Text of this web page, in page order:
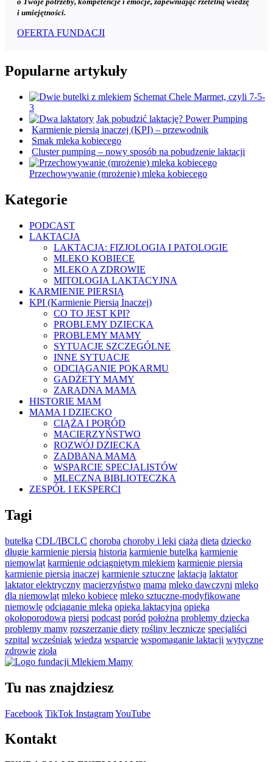
i umiejętności.
OFERTA FUNDACJI
Popularne artykuły
Schemat Chele Marmet, czyli 7-5-
3
Jak pobudzić laktację? Power Pumping
Karmienie piersią inaczej (KPI) – przewodnik
Smak mleka kobiecego
Cluster pumping – nowy sposób na pobudzenie laktacji
Przechowywanie (mrożenie) mleka kobiecego
Kategorie
PODCAST
LAKTACJA
LAKTACJA: FIZJOLOGIA I PATOLOGIE
MLEKO KOBIECE
MLEKO A ZDROWIE
MITOLOGIA LAKTACYJNA
KARMIENIE PIERSIĄ
KPI (Karmienie Piersią Inaczej)
CO TO JEST KPI?
PROBLEMY DZIECKA
PROBLEMY MAMY
SYTUACJE SZCZEGÓLNE
INNE SYTUACJE
ODCIĄGANIE POKARMU
GADŻETY MAMY
ZARADNA MAMA
HISTORIE MAM
MAMA I DZIECKO
CIĄŻA I PORÓD
MACIERZYŃSTWO
ROZWÓJ DZIECKA
ZADBANA MAMA
WSPARCIE SPECJALISTÓW
MLECZNA BIBLIOTECZKA
ZESPÓŁ I EKSPERCI
Tagi
butelka CDL/IBCLC choroba choroby i leki ciąża dieta dziecko
długie karmienie piersią historia karmienie butelką karmienie
niemowląt karmienie odciągniętym mlekiem karmienie piersią
karmienie piersią inaczej karmienie sztuczne laktacja laktator
laktator elektryczny macierzyństwo mama mleko dawczyni mleko
dla niemowląt mleko kobiece mleko sztuczne-modyfikowane
niemowlę odciąganie mleka opieka laktacyjna opieka
okołoporodowa piersi podcast poród położna problemy dziecka
problemy mamy rozszerzanie diety rośliny lecznicze specjaliści
szpital wcześniak wiedza wsparcie wspomaganie laktacji wytyczne
zdrowie zioła
Tu nas znajdziesz
Facebook TikTok InstagramYouTube
Kontakt